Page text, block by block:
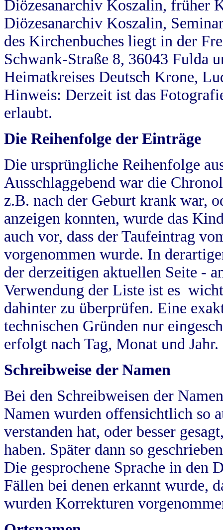
Diözesanarchiv Koszalin, früher
Diözesanarchiv Koszalin,
des Kirchenbuches liegt in der
Schwank-Straße 8, 36043 Fulda
Heimatkreises Deutsch Krone,
Hinweis: Derzeit ist das
erlaubt.
Die Reihenfolge der Einträge
Die ursprüngliche Reihenfolge
Ausschlaggebend war die
z.B. nach der Geburt krank war,
anzeigen konnten, wurde das
auch vor, dass der Taufeintrag
vorgenommen wurde. In
der derzeitigen aktuellen Seite -
Verwendung der Liste ist es
dahinter zu überprüfen. Eine
technischen Gründen nur
erfolgt nach Tag, Monat und Jahr.
Schreibweise der Namen
Bei den Schreibweisen der
Namen wurden offensichtlich so
verstanden hat, oder besser
haben. Später dann so
Die gesprochene Sprache in
Fällen bei denen erkannt wurde,
wurden Korrekturen